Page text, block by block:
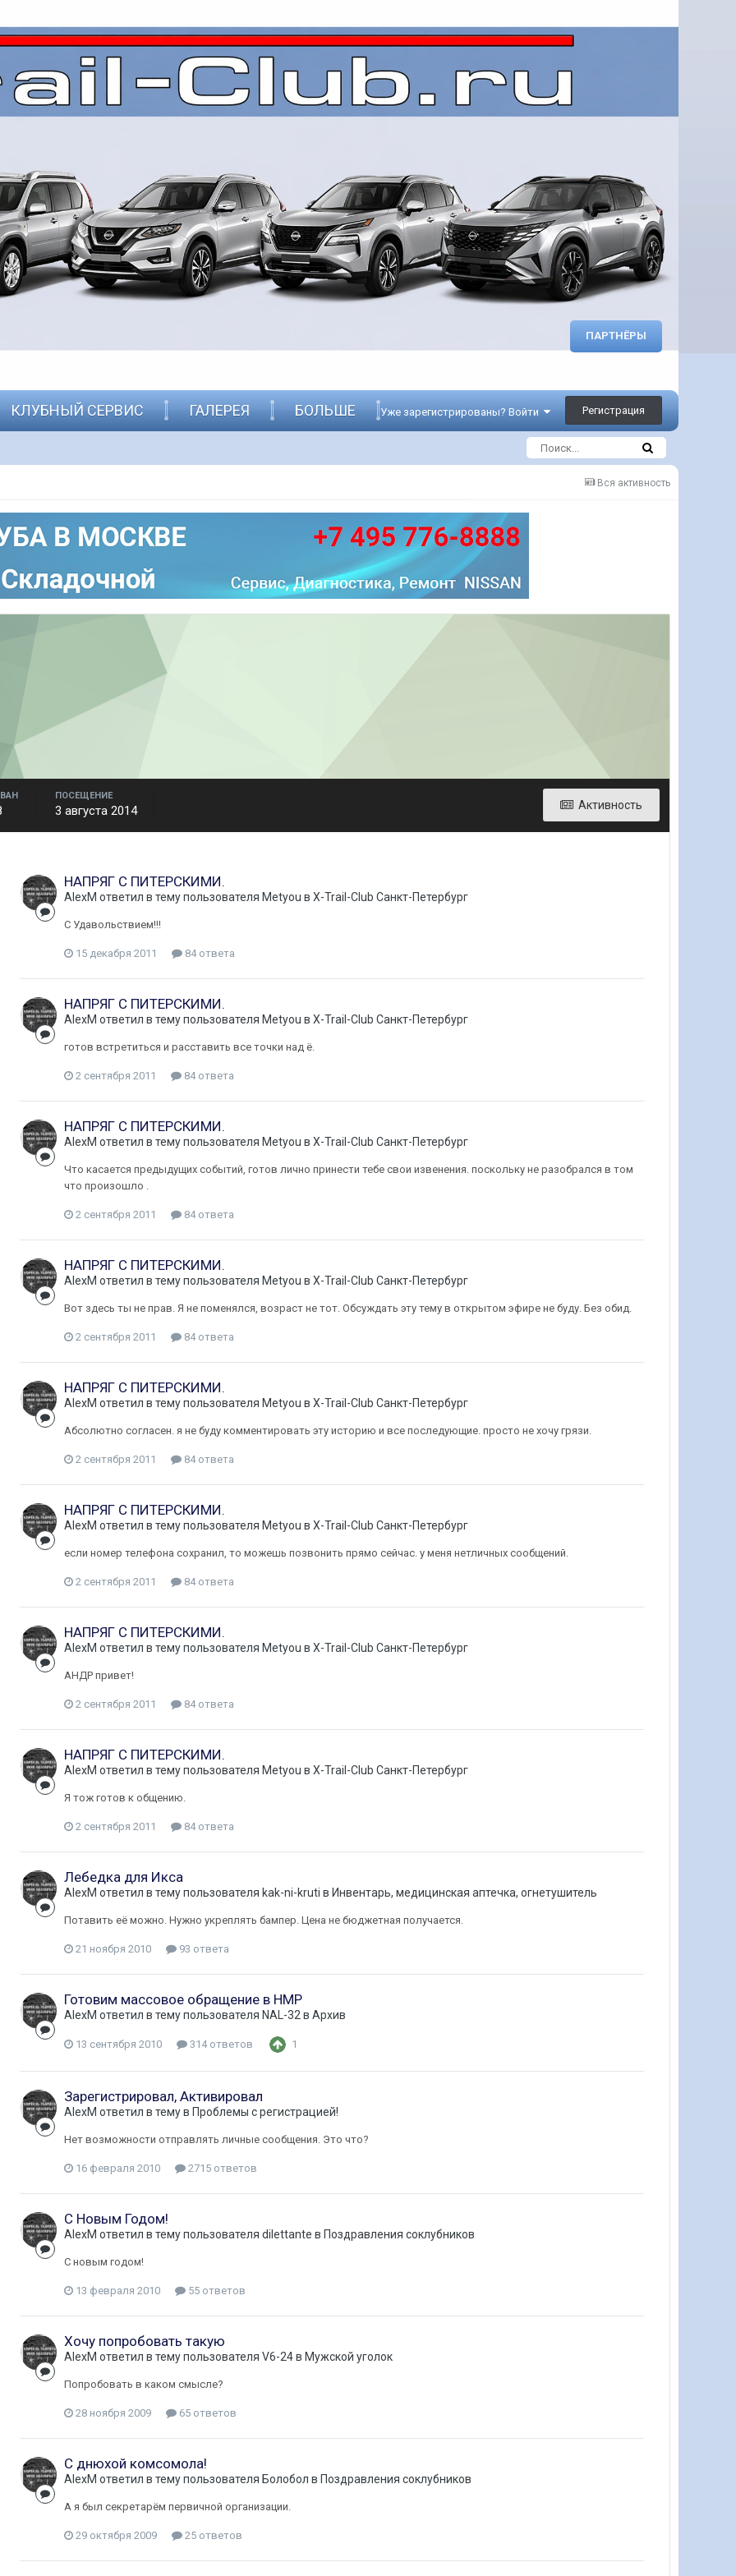
ПАРТНЁРЫ
Уже зарегистрированы? Войти Регистрация
КЛУБНЫЙ СЕРВИС ГАЛЕРЕЯ БОЛЬШЕ
Вся активность
Активность
ПОСЕЩЕНИЕ
3 августа 2014
НАПРЯГ С ПИТЕРСКИМИ.
AlexM ответил в тему пользователя Metyou в X-Trail-Club Санкт-Петербург
C Удавольствием!!!
15 декабря 2011 84 ответа
НАПРЯГ С ПИТЕРСКИМИ.
AlexM ответил в тему пользователя Metyou в X-Trail-Club Санкт-Петербург
готов встретиться и расставить все точки над ё.
2 сентября 2011 84 ответа
НАПРЯГ С ПИТЕРСКИМИ.
AlexM ответил в тему пользователя Metyou в X-Trail-Club Санкт-Петербург
Что касается предыдущих событий, готов лично принести тебе свои извенения. поскольку не разобрался в том
что произошло .
2 сентября 2011 84 ответа
НАПРЯГ С ПИТЕРСКИМИ.
AlexM ответил в тему пользователя Metyou в X-Trail-Club Санкт-Петербург
Вот здесь ты не прав. Я не поменялся, возраст не тот. Обсуждать эту тему в открытом эфире не буду. Без обид.
2 сентября 2011 84 ответа
НАПРЯГ С ПИТЕРСКИМИ.
AlexM ответил в тему пользователя Metyou в X-Trail-Club Санкт-Петербург
Абсолютно согласен. я не буду комментировать эту историю и все последующие. просто не хочу грязи.
2 сентября 2011 84 ответа
НАПРЯГ С ПИТЕРСКИМИ.
AlexM ответил в тему пользователя Metyou в X-Trail-Club Санкт-Петербург
если номер телефона сохранил, то можешь позвонить прямо сейчас. у меня нетличных сообщений.
2 сентября 2011 84 ответа
НАПРЯГ С ПИТЕРСКИМИ.
AlexM ответил в тему пользователя Metyou в X-Trail-Club Санкт-Петербург
АНДР привет!
2 сентября 2011 84 ответа
НАПРЯГ С ПИТЕРСКИМИ.
AlexM ответил в тему пользователя Metyou в X-Trail-Club Санкт-Петербург
Я тож готов к общению.
2 сентября 2011 84 ответа
Лебедка для Икса
AlexM ответил в тему пользователя kak-ni-kruti в Инвентарь, медицинская аптечка, огнетушитель
Потавить её можно. Нужно укреплять бампер. Цена не бюджетная получается.
21 ноября 2010 93 ответа
Готовим массовое обращение в НМР
AlexM ответил в тему пользователя NAL-32 в Архив
13 сентября 2010 314 ответов 1
Зарегистрировал, Активировал
AlexM ответил в тему в Проблемы с регистрацией!
Нет возможности отправлять личные сообщения. Это что?
16 февраля 2010 2715 ответов
С Новым Годом!
AlexM ответил в тему пользователя dilettante в Поздравления соклубников
С новым годом!
13 февраля 2010 55 ответов
Хочу попробовать такую
AlexM ответил в тему пользователя V6-24в Мужской уголок
Попробовать в каком смысле?
28 ноября 2009 65 ответов
С днюхой комсомола!
AlexM ответил в тему пользователя Болобол в Поздравления соклубников
А я был секретарём первичной организации.
29 октября 2009 25 ответов